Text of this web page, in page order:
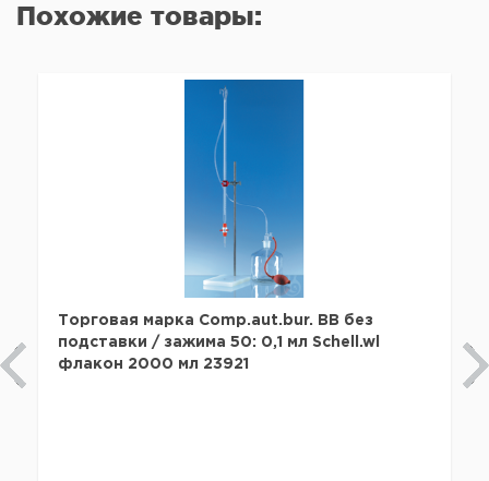
Похожие товары:
Торговая марка Comp.aut.bur. BB без
подставки / зажима 50: 0,1 мл Schell.wl
флакон 2000 мл 23921